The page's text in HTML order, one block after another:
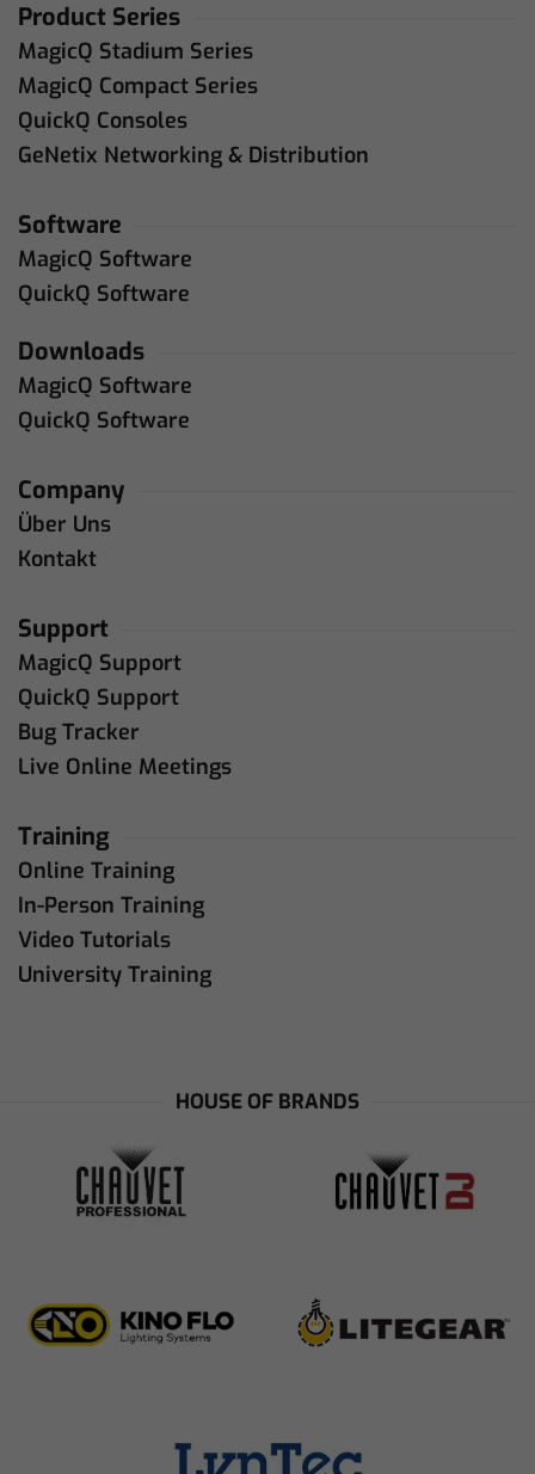
Product Series
MagicQ Stadium Series
MagicQ Compact Series
QuickQ Consoles
GeNetix Networking & Distribution
Software
MagicQ Software
QuickQ Software
Downloads
MagicQ Software
QuickQ Software
Company
Über Uns
Kontakt
Support
MagicQ Support
QuickQ Support
Bug Tracker
Live Online Meetings
Training
Online Training
In-Person Training
Video Tutorials
University Training
HOUSE OF BRANDS